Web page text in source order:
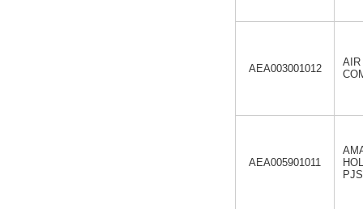
AEA003001012
AIR
AEA005901011